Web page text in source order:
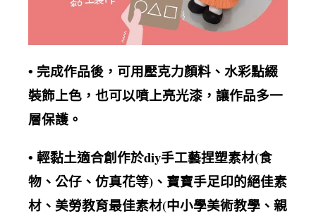
• 完成作品後，可用壓克力顏料、水彩點綴
裝飾上色，也可以噴上亮光漆，讓作品多一
層保護 。
• 輕黏土適合創作於diy手工藝捏塑素材(食
物、公仔、仿真花等)、寶寶手足印的絕佳素
材、美勞教育最佳素材(中小學美術教學、親